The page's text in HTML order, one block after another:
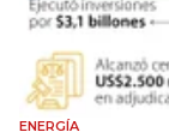
ENERGÍA